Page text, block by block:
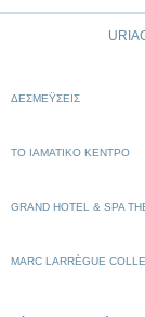
ΔΕΣΜΈΥΣΕΙΣ
ΤΟ ΙΑΜΑΤΙΚΌ ΚΈΝΤΡΟ
GRAND HOTEL & SPA
MARC LARRÈGUE